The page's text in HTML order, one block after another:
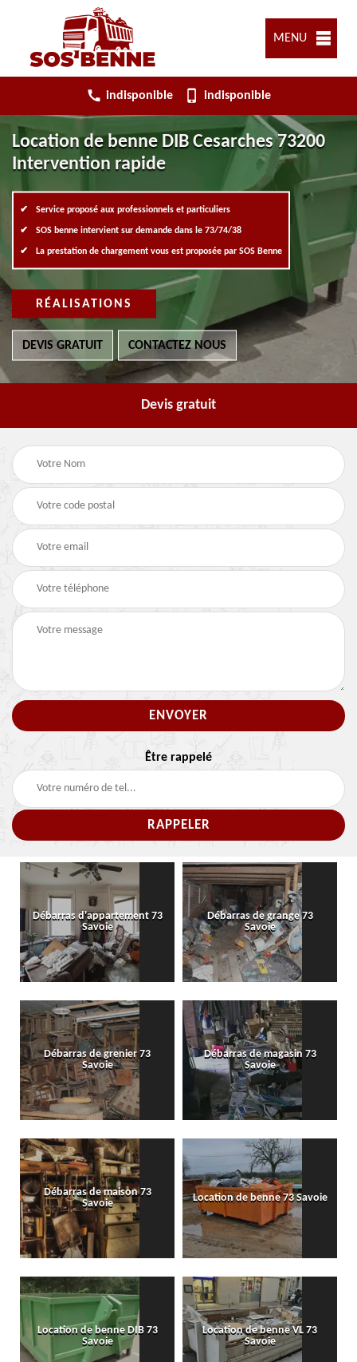
MENU
indisponible indisponible
Location de benne DIB Cesarches 73200
Intervention rapide
Service proposé aux professionnels et particuliers
SOS benne intervient sur demande dans le 73/74/38
La prestation de chargement vous est proposée par SOS Benne
RÉALISATIONS
DEVIS GRATUIT CONTACTEZ NOUS
Devis gratuit
Être rappelé
Débarras d'appartement 73
Savoie
Débarras de grange 73
Savoie
Débarras de grenier 73
Savoie
Débarras de magasin 73
Savoie
Débarras de maison 73
Savoie
Location de benne 73 Savoie
Location de benne DIB 73
Savoie
Location de benne VL 73
Savoie